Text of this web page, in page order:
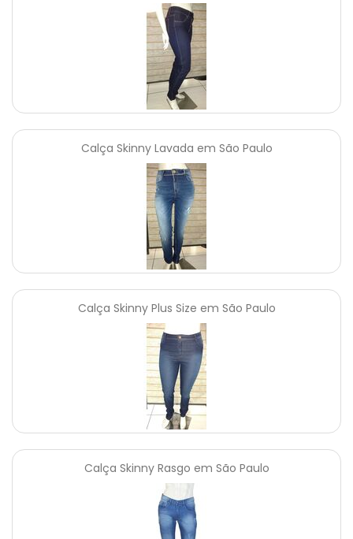
Calça Skinny Lavada em São Paulo
Calça Skinny Plus Size em São Paulo
Calça Skinny Rasgo em São Paulo